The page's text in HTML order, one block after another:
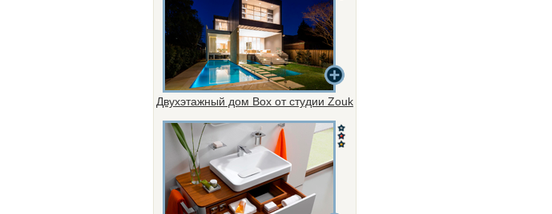
Двухэтажный дом Box от студии Zouk